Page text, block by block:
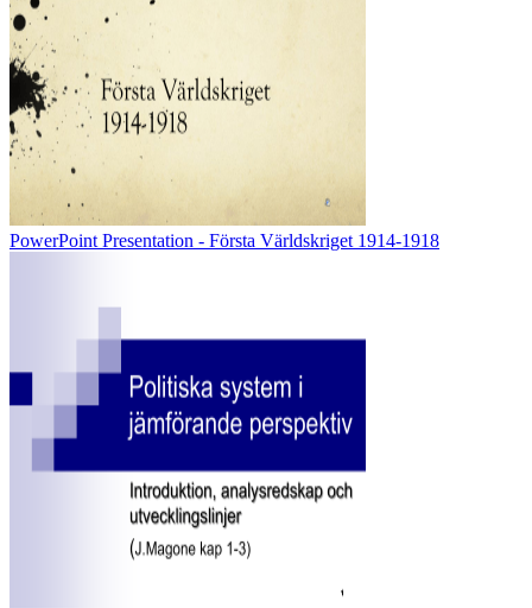
PowerPoint Presentation - Första Världskriget 1914-1918